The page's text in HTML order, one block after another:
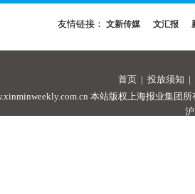
友情链接： 文新传媒 文汇报
首页 | 投放须知 |
本站版权上海报业集团所